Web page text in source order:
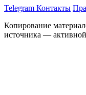
Telegram Контакты
Копирование
источника —